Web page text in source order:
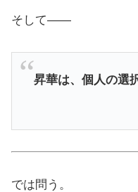
そして――
昇華は、個人の選
では問う。